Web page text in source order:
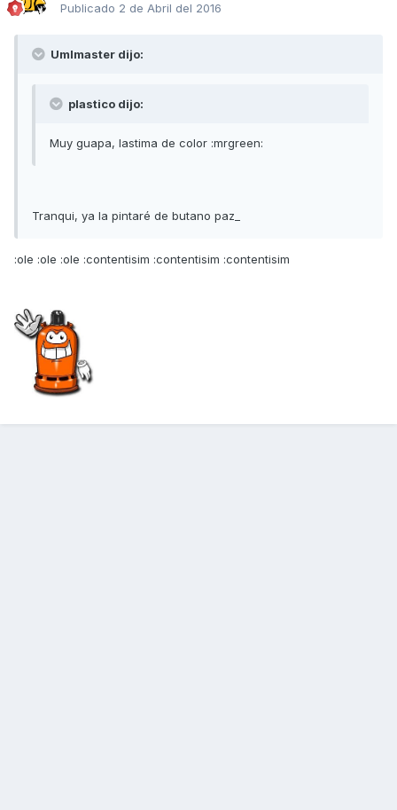
Publicado 2 de Abril del 2016
Umlmaster dijo:
plastico dijo:
Muy guapa, lastima de color :mrgreen:
Tranqui, ya la pintaré de butano paz_
:ole :ole :ole :contentisim :contentisim :contentisim